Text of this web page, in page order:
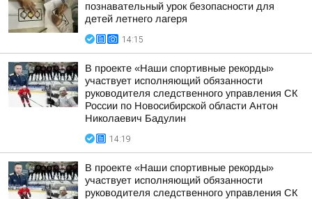
познавательный урок безопасности для
детей летнего лагеря
14:15
В проекте «Наши спортивные рекорды»
участвует исполняющий обязанности
руководителя следственного управления СК
России по Новосибирской области Антон
Николаевич Бадулин
14:19
В проекте «Наши спортивные рекорды»
участвует исполняющий обязанности
руководителя следственного управления СК